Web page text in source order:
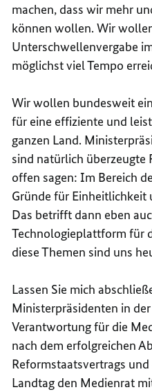
machen, dass wir mehr
können wollen. Wir
Unterschwellenvergabe
möglichst viel Tempo
Wir wollen bundesweit
für eine effiziente und
ganzen Land.
sind natürlich überzeugte
offen sagen: Im Bereich
Gründe für Einheitlichkeit
Das betrifft dann eben
Technologieplattform für
diese Themen sind uns
Lassen Sie mich
Ministerpräsidenten in
Verantwortung für die
nach dem erfolgreichen
Reformstaatsvertrags
Landtag den Medienrat